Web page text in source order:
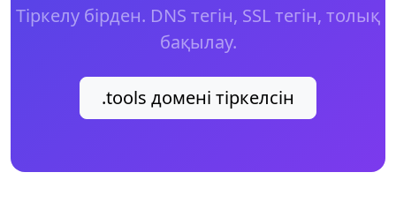
Тіркелу бірден. DNS тегін, SSL тегін, толық
бақылау.
.tools домені тіркелсін